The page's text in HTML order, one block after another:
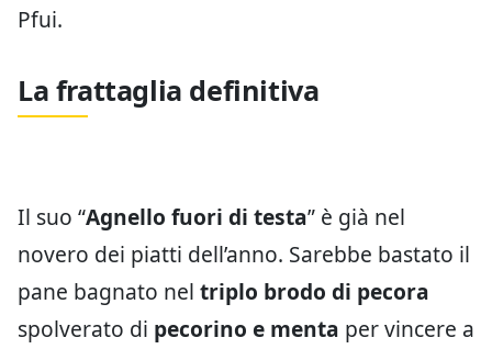
Pfui.
La frattaglia definitiva
Il suo “Agnello fuori di testa” è già nel
novero dei piatti dell’anno. Sarebbe bastato il
pane bagnato nel triplo brodo di pecora
spolverato di pecorino e menta per vincere a